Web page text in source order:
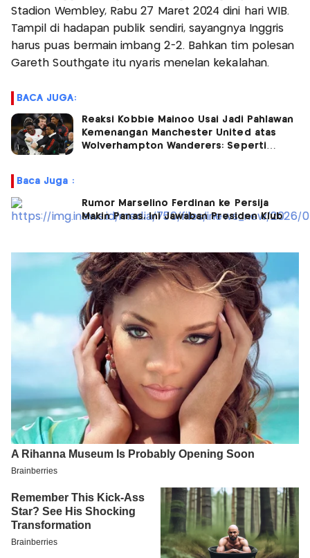
Stadion Wembley, Rabu 27 Maret 2024 dini hari WIB.
Tampil di hadapan publik sendiri, sayangnya Inggris
harus puas bermain imbang 2-2. Bahkan tim polesan
Gareth Southgate itu nyaris menelan kekalahan.
BACA JUGA:
Reaksi Kobbie Mainoo Usai Jadi Pahlawan
Kemenangan Manchester United atas
Wolverhampton Wanderers: Seperti
Baca Juga :
Rumor Marselino Ferdinan ke Persija
Makin Panas, Ini Jawaban Presiden Klub